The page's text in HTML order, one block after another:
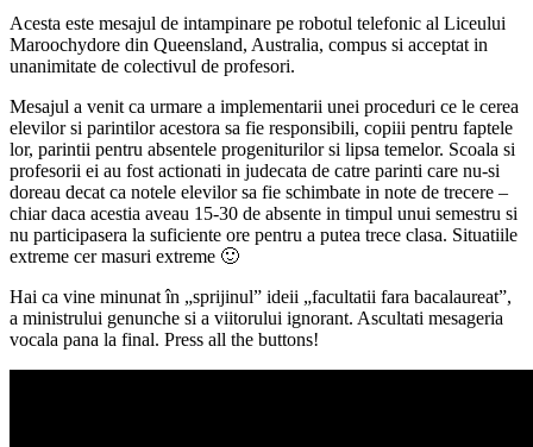
Acesta este mesajul de intampinare pe robotul telefonic al Liceului
Maroochydore din Queensland, Australia, compus si acceptat in
unanimitate de colectivul de profesori.
Mesajul a venit ca urmare a implementarii unei proceduri ce le cerea
elevilor si parintilor acestora sa fie responsibili, copiii pentru faptele
lor, parintii pentru absentele progeniturilor si lipsa temelor. Scoala si
profesorii ei au fost actionati in judecata de catre parinti care nu-si
doreau decat ca notele elevilor sa fie schimbate in note de trecere –
chiar daca acestia aveau 15-30 de absente in timpul unui semestru si
nu participasera la suficiente ore pentru a putea trece clasa. Situatiile
extreme cer masuri extreme 🙂
Hai ca vine minunat în „sprijinul” ideii „facultatii fara bacalaureat”,
a ministrului genunche si a viitorului ignorant. Ascultati mesageria
vocala pana la final. Press all the buttons!